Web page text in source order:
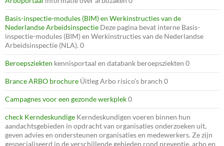
Basis-inspectie-modules (BIM) en Werkinstructies van de
Nederlandse Arbeidsinspectie Deze pagina bevat interne Basis-
inspectie-modules (BIM) en Werkinstructies van de Nederlandse
Arbeidsinspectie (NLA). 0
Beroepsziekten kennisportaal en databank beroepsziekten 0
Brance ARBO brochure Úitleg Arbo risico’s branch 0
Campagnes voor een gezonde werkplek0
check Kerndeskundige Kerndeskundigen voeren binnen hun
aandachtsgebieden in opdracht van organisaties onderzoeken uit,
geven advies en ondersteunen organisaties en medewerkers. Ze zijn
gespecialiseerd in de verschillende gebieden rond preventie, arbo en